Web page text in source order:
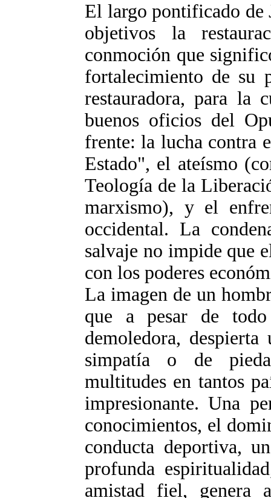
El largo pontificado de
objetivos la
conmoción que
fortalecimiento de su
restauradora, para la
buenos oficios del
frente: la lucha contra
Estado", el ateísmo
Teología de la
marxismo), y el
occidental. La
salvaje no impide que
con los poderes
La imagen de un
que a pesar de todo
demoledora,
simpatía o de
multitudes en tantos
impresionante. Una
conocimientos, el
conducta deportiva,
profunda
amistad fiel, genera